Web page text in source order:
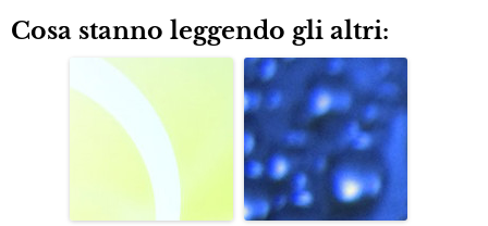
Cosa stanno leggendo gli altri: